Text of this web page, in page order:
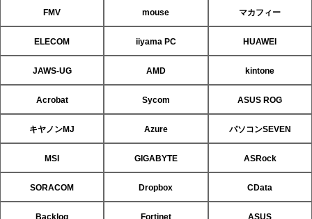
FMV mouse マカフィー
ELECOM iiyama PC HUAWEI
JAWS-UG AMD kintone
Acrobat Sycom ASUS ROG
キヤノンMJ Azure パソコンSEVEN
MSI GIGABYTE ASRock
SORACOM Dropbox CData
Backlog Fortinet ASUS